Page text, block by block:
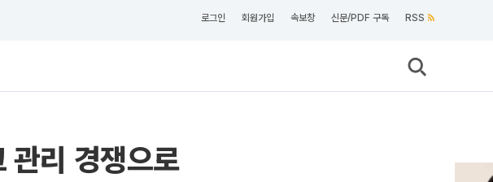
로그인 회원가입 속보창 신문/PDF 구독 RSS
리 경쟁으로